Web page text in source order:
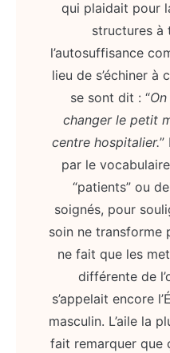
qui plaidait pour
structures à
l’autosuffisance
lieu de s’échiner à
se sont dit : “
changer le petit
centre hospitalier.”
par le
“patients” ou
soignés, pour
soin ne transforme
ne fait que les
différente de
s’appelait encore
masculin. L’aile la
fait remarquer que